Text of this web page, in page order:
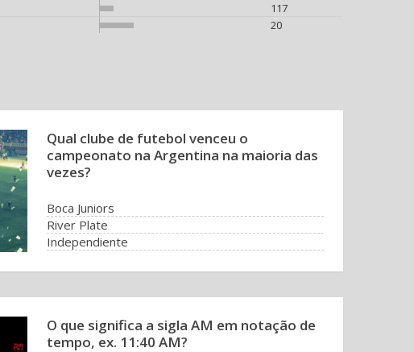
117
20
Qual clube de futebol venceu o
campeonato na Argentina na maioria das
vezes?
Boca Juniors
River Plate
Independiente
O que significa a sigla AM em notação de
tempo, ex. 11:40 AM?